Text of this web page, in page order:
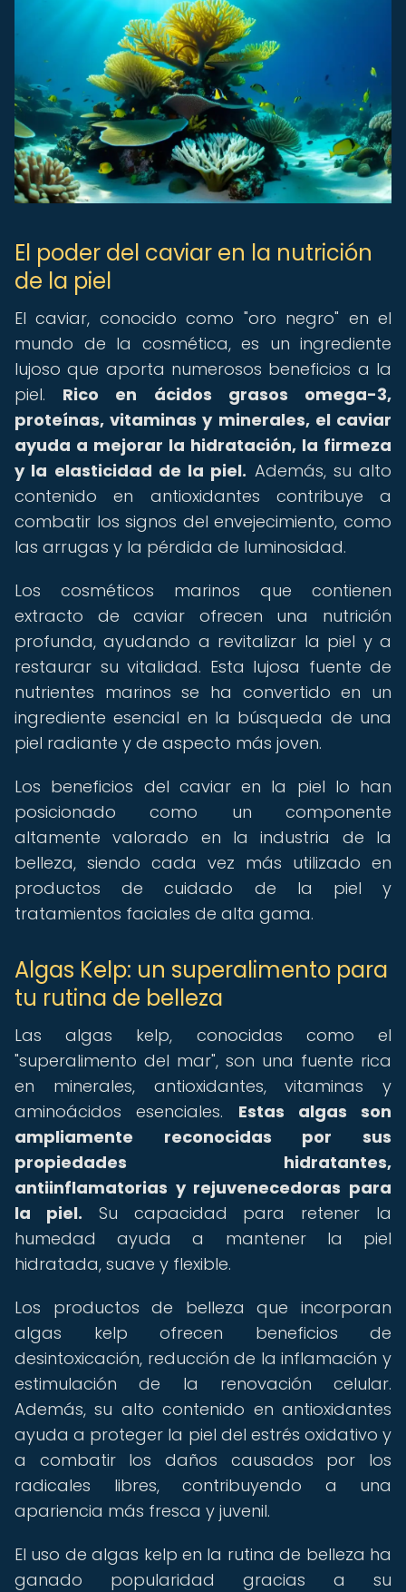
El poder del caviar en la nutrición
de la piel
El caviar, conocido como "oro negro" en el
mundo de la cosmética, es un ingrediente
lujoso que aporta numerosos beneficios a la
piel. Rico en ácidos grasos omega-3,
proteínas, vitaminas y minerales, el caviar
ayuda a mejorar la hidratación, la firmeza
y la elasticidad de la piel. Además, su alto
contenido en antioxidantes contribuye a
combatir los signos del envejecimiento, como
las arrugas y la pérdida de luminosidad.
Los cosméticos marinos que contienen
extracto de caviar ofrecen una nutrición
profunda, ayudando a revitalizar la piel y a
restaurar su vitalidad. Esta lujosa fuente de
nutrientes marinos se ha convertido en un
ingrediente esencial en la búsqueda de una
piel radiante y de aspecto más joven.
Los beneficios del caviar en la piel lo han
posicionado como un componente
altamente valorado en la industria de la
belleza, siendo cada vez más utilizado en
productos de cuidado de la piel y
tratamientos faciales de alta gama.
Algas Kelp: un superalimento para
tu rutina de belleza
Las algas kelp, conocidas como el
"superalimento del mar", son una fuente rica
en minerales, antioxidantes, vitaminas y
aminoácidos esenciales. Estas algas son
ampliamente reconocidas por sus
propiedades hidratantes,
antiinflamatorias y rejuvenecedoras para
la piel. Su capacidad para retener la
humedad ayuda a mantener la piel
hidratada, suave y flexible.
Los productos de belleza que incorporan
algas kelp ofrecen beneficios de
desintoxicación, reducción de la inflamación y
estimulación de la renovación celular.
Además, su alto contenido en antioxidantes
ayuda a proteger la piel del estrés oxidativo y
a combatir los daños causados por los
radicales libres, contribuyendo a una
apariencia más fresca y juvenil.
El uso de algas kelp en la rutina de belleza ha
ganado popularidad gracias a su